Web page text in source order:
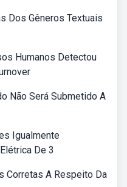
Dos Gêneros Textuais
Humanos Detectou
Não Será Submetido A
Igualmente
De 3
Corretas A Respeito Da